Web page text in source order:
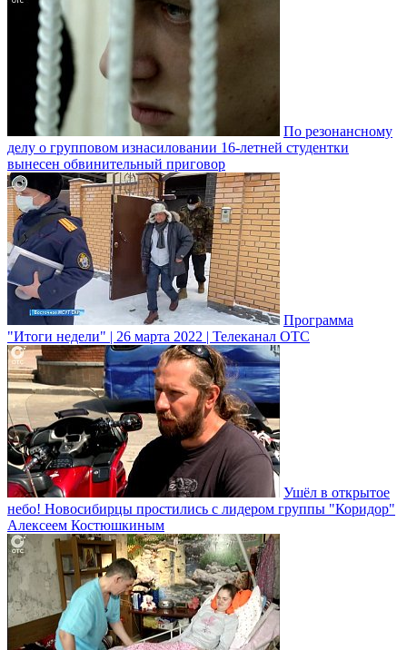
По резонансному
делу о групповом изнасиловании 16-летней студентки
вынесен обвинительный приговор
Программа
"Итоги недели" | 26 марта 2022 | Телеканал ОТС
Ушёл в открытое
небо! Новосибирцы простились с лидером группы "Коридор"
Алексеем Костюшкиным